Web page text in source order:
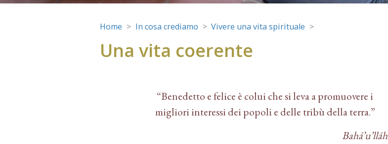
Home In cosa crediamo Vivere una vita spirituale
Una vita coerente
“Benedetto e felice è colui che si leva a promuovere i
migliori interessi dei popoli e delle tribù della terra.”
Bahá’u’lláh